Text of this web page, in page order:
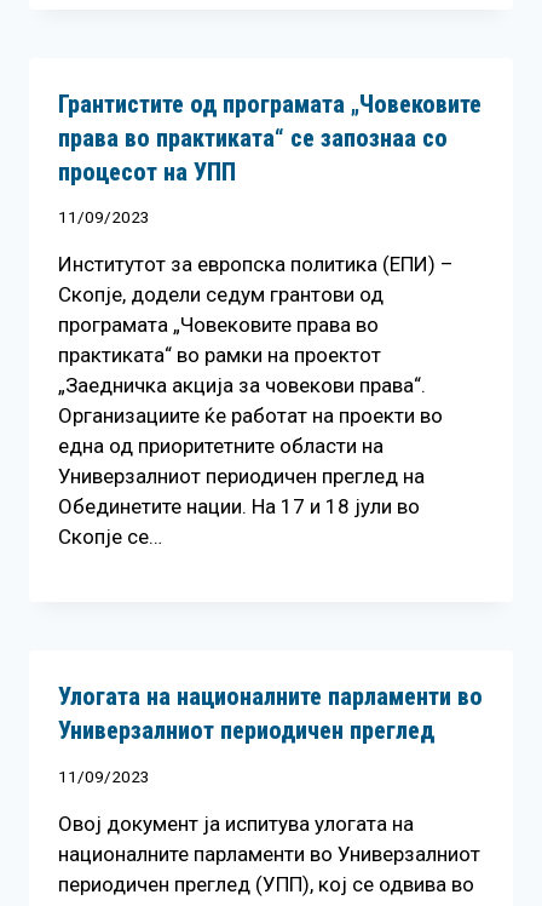
Грантистите од програмата „Човековите
права во практиката“ се запознаа со
процесот на УПП
11/09/2023
Институтот за европска политика (ЕПИ) –
Скопје, додели седум грантови од
програмата „Човековите права во
практиката“ во рамки на проектот
„Заедничка акција за човекови права“.
Организациите ќе работат на проекти во
една од приоритетните области на
Универзалниот периодичен преглед на
Обединетите нации. На 17 и 18 јули во
Скопје се…
Улогата на националните парламенти во
Универзалниот периодичен преглед
11/09/2023
Овој документ ја испитува улогата на
националните парламенти во Универзалниот
периодичен преглед (УПП), кој се одвива во